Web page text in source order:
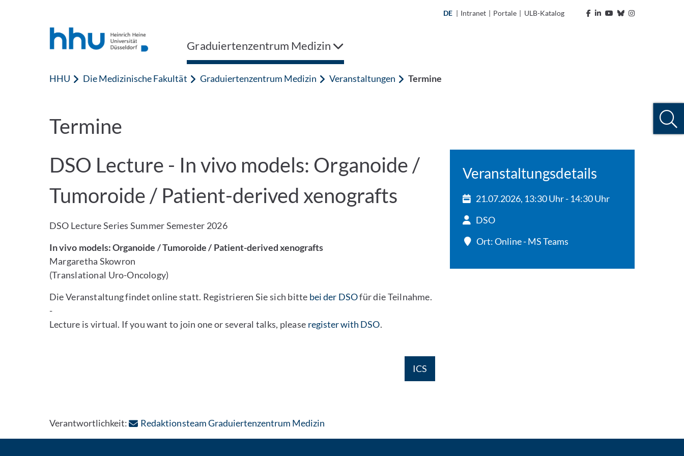
DE | Intranet | Portale | ULB-Katalog
Graduiertenzentrum Medizin
HHU Die Medizinische Fakultät Graduiertenzentrum Medizin Veranstaltungen Termine
Termine
DSO Lecture - In vivo models: Organoide /
Tumoroide / Patient-derived xenografts
DSO Lecture Series Summer Semester 2026
In vivo models: Organoide / Tumoroide / Patient-derived xenografts
Margaretha Skowron
(Translational Uro-Oncology)
Die Veranstaltung findet online statt. Registrieren Sie sich bitte bei der DSOfür die Teilnahme.
-
Lecture is virtual. If you want to join one or several talks, please register with DSO.
ICS
Veranstaltungsdetails
21.07.2026, 13:30 Uhr - 14:30 Uhr
DSO
Ort: Online - MS Teams
Verantwortlichkeit: Redaktionsteam Graduiertenzentrum Medizin